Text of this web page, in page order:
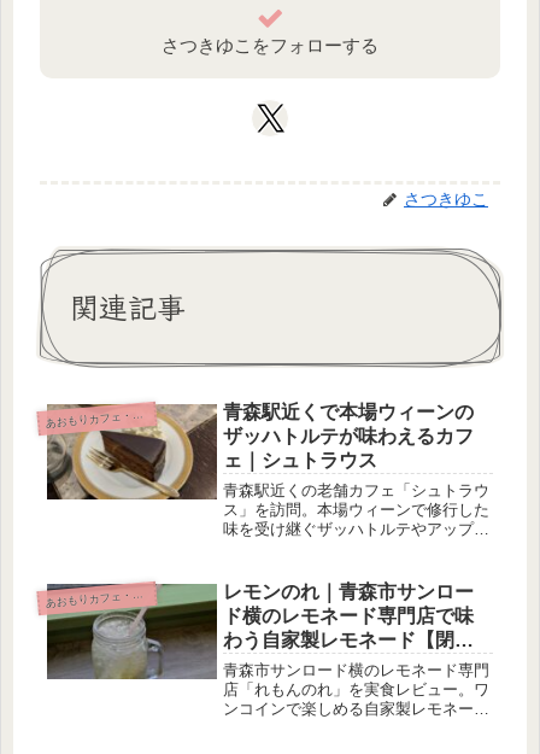
さつきゆこをフォローする
さつきゆこ
関連記事
あ おもりカフェ・スイーツ
青森駅近くで本場ウィーンの
ザッハトルテが味わえるカフ
ェ｜シュトラウス
青森駅近くの老舗カフェ「シュトラウ
ス」を訪問。本場ウィーンで修行した
味を受け継ぐザッハトルテやアップル
あ おもりカフェ・スイーツ
レモンのれ｜青森市サンロー
ド横のレモネード専門店で味
わう自家製レモネード【閉
店】
青森市サンロード横のレモネード専門
店「れもんのれ」を実食レビュー。ワ
ンコインで楽しめる自家製レモネード